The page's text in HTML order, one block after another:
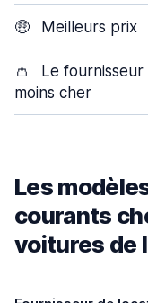
🤑 Meilleurs prix
👛
Le fournisseur
moins cher
Les
courants
voitures de